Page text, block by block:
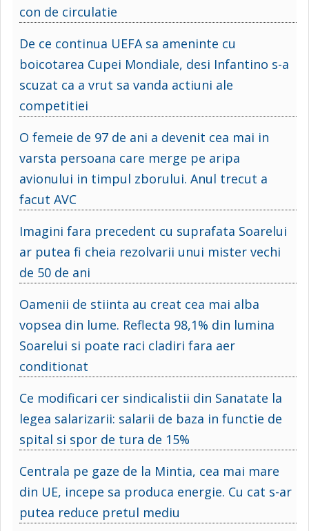
con de circulatie
De ce continua UEFA sa ameninte cu
boicotarea Cupei Mondiale, desi Infantino s-a
scuzat ca a vrut sa vanda actiuni ale
competitiei
O femeie de 97 de ani a devenit cea mai in
varsta persoana care merge pe aripa
avionului in timpul zborului. Anul trecut a
facut AVC
Imagini fara precedent cu suprafata Soarelui
ar putea fi cheia rezolvarii unui mister vechi
de 50 de ani
Oamenii de stiinta au creat cea mai alba
vopsea din lume. Reflecta 98,1% din lumina
Soarelui si poate raci cladiri fara aer
conditionat
Ce modificari cer sindicalistii din Sanatate la
legea salarizarii: salarii de baza in functie de
spital si spor de tura de 15%
Centrala pe gaze de la Mintia, cea mai mare
din UE, incepe sa produca energie. Cu cat s-ar
putea reduce pretul mediu